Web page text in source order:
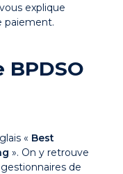
explique
paiement.
BPDSO
« Best
». On y retrouve
de